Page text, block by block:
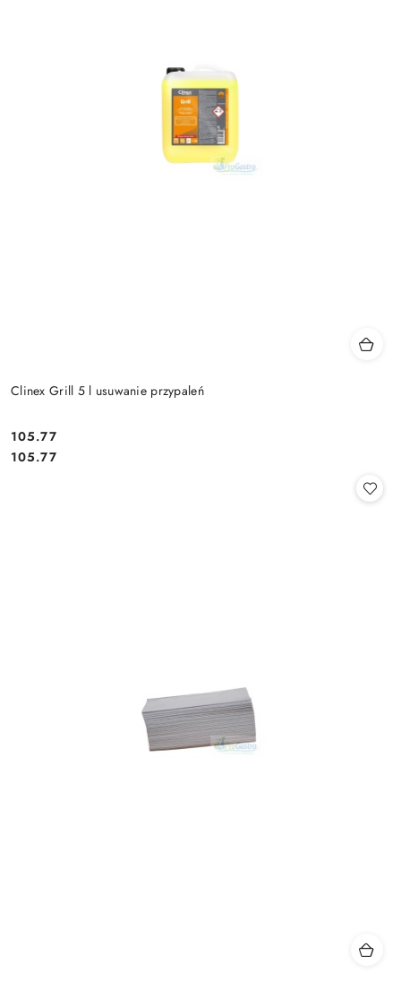
Clinex Grill 5 l usuwanie przypaleń
Cena:
105.77
Cena:
105.77